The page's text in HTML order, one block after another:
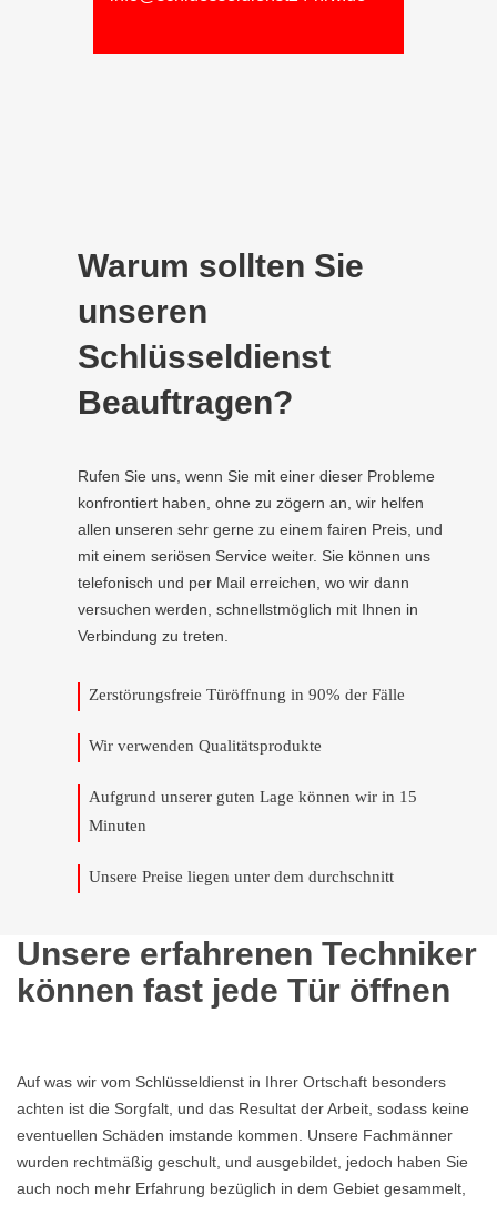
Warum sollten Sie
unseren
Schlüsseldienst
Beauftragen?
Rufen Sie uns, wenn Sie mit einer dieser Probleme
konfrontiert haben, ohne zu zögern an, wir helfen
allen unseren sehr gerne zu einem fairen Preis, und
mit einem seriösen Service weiter. Sie können uns
telefonisch und per Mail erreichen, wo wir dann
versuchen werden, schnellstmöglich mit Ihnen in
Verbindung zu treten.
Zerstörungsfreie Türöffnung in 90% der Fälle
Wir verwenden Qualitätsprodukte
Aufgrund unserer guten Lage können wir in 15
Minuten
Unsere Preise liegen unter dem durchschnitt
Unsere erfahrenen Techniker
können fast jede Tür öffnen
Auf was wir vom Schlüsseldienst in Ihrer Ortschaft besonders
achten ist die Sorgfalt, und das Resultat der Arbeit, sodass keine
eventuellen Schäden imstande kommen. Unsere Fachmänner
wurden rechtmäßig geschult, und ausgebildet, jedoch haben Sie
auch noch mehr Erfahrung bezüglich in dem Gebiet gesammelt,